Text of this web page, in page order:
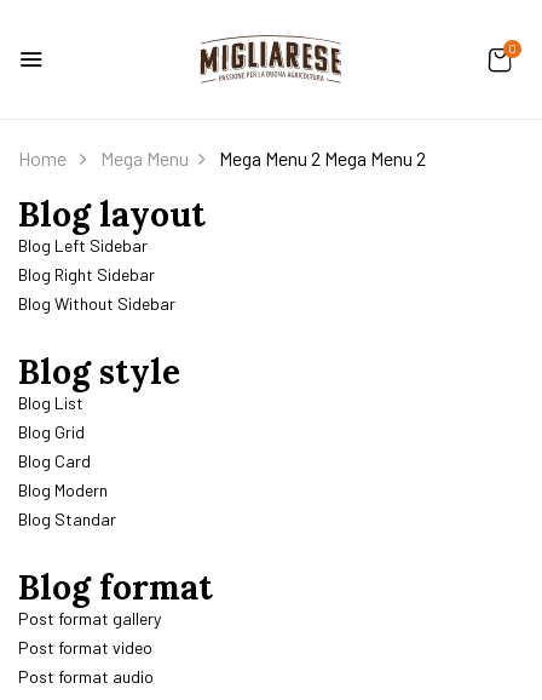
0
Home Mega Menu Mega Menu 2 Mega Menu 2
Blog layout
Blog Left Sidebar
Blog Right Sidebar
Blog Without Sidebar
Blog style
Blog List
Blog Grid
Blog Card
Blog Modern
Blog Standar
Blog format
Post format gallery
Post format video
Post format audio